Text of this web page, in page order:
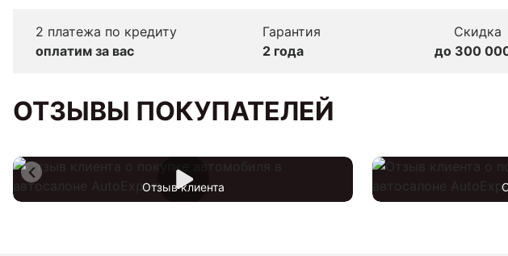
2 платежа по кредиту
оплатим за вас
Гарантия
2 года
Скидка
до 300
ОТЗЫВЫ ПОКУПАТЕЛЕЙ
Отзыв клиента